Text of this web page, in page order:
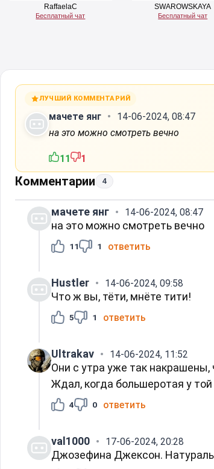
ЛУЧШИЙ КОММЕНТАРИЙ
мачете янг
14-06-2024, 08:47
на это можно смотреть вечно
11 1
Комментарии 4
мачете янг 14-06-2024, 08:47
на это можно смотреть вечно
11 1 ответить
Hustler 14-06-2024, 09:58
Что ж вы, тёти, мнёте тити!
5 1 ответить
Ultrakav 14-06-2024, 11:52
Они с утра уже так накрашены,
Ждал, когда большеротая у
4 0 ответить
val1000 17-06-2024, 20:28
Джозефина Джексон.